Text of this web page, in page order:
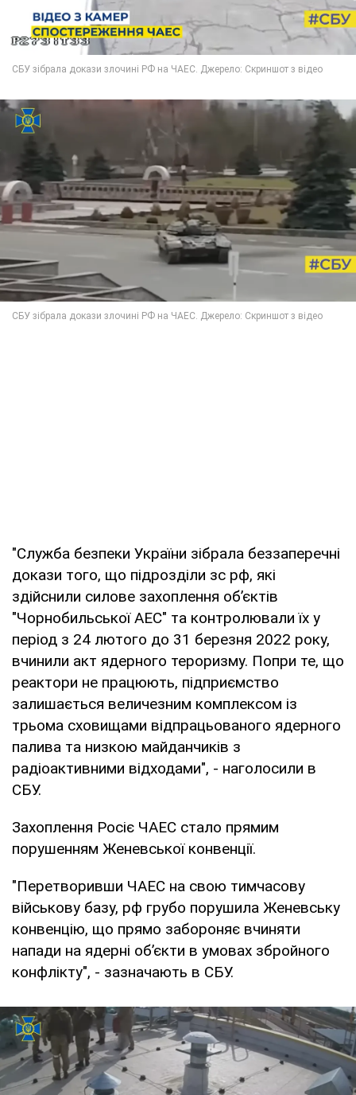
"Служба безпеки України зібрала беззаперечні
докази того, що підрозділи зс рф, які
здійснили силове захоплення об’єктів
"Чорнобильської АЕС" та контролювали їх у
період з 24 лютого до 31 березня 2022 року,
вчинили акт ядерного тероризму. Попри те, що
реактори не працюють, підприємство
залишається величезним комплексом із
трьома сховищами відпрацьованого ядерного
палива та низкою майданчиків з
радіоактивними відходами", - наголосили в
СБУ.
Захоплення Росіє ЧАЕС стало прямим
порушенням Женевської конвенції.
"Перетворивши ЧАЕС на свою тимчасову
військову базу, рф грубо порушила Женевську
конвенцію, що прямо забороняє вчиняти
напади на ядерні об’єкти в умовах збройного
конфлікту", - зазначають в СБУ.